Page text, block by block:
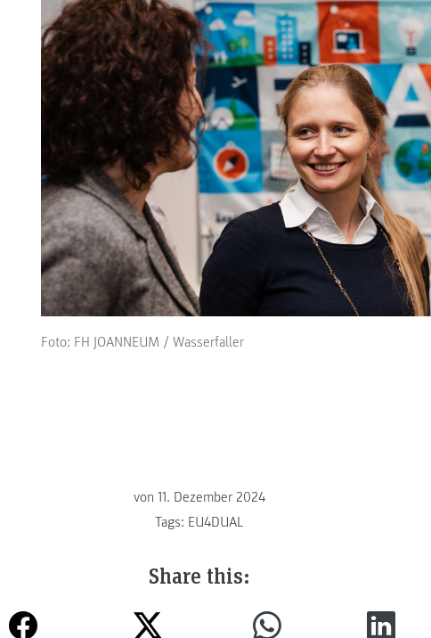
Foto: FH JOANNEUM / Wasserfaller
von 11. Dezember 2024
Tags: EU4DUAL
Share this: